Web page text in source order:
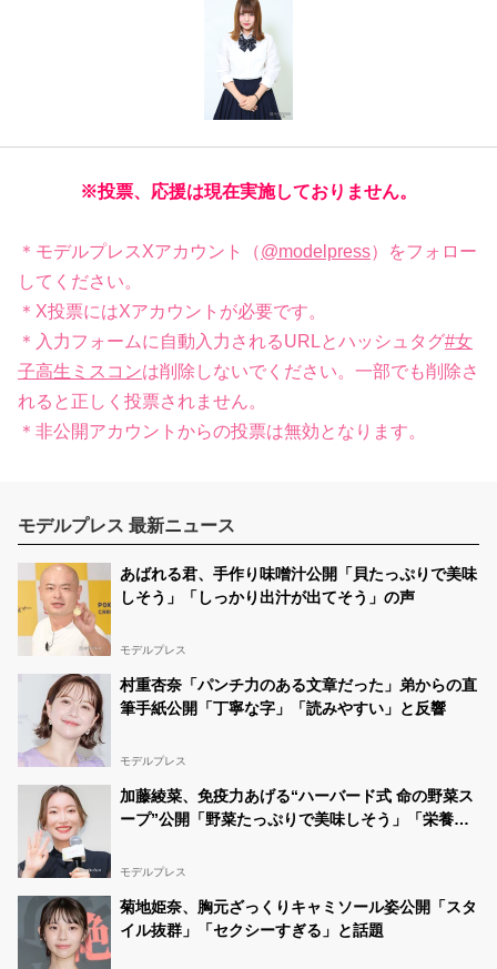
※投票、応援は現在実施しておりません。
＊モデルプレスXアカウント（@modelpress）をフォロー
してください。
＊X投票にはXアカウントが必要です。
＊入力フォームに自動入力されるURLとハッシュタグ#女
子高生ミスコンは削除しないでください。一部でも削除さ
れると正しく投票されません。
＊非公開アカウントからの投票は無効となります。
モデルプレス 最新ニュース
あばれる君、手作り味噌汁公開「貝たっぷりで美味
しそう」「しっかり出汁が出てそう」の声
モデルプレス
村重杏奈「パンチ力のある文章だった」弟からの直
筆手紙公開「丁寧な字」「読みやすい」と反響
モデルプレス
加藤綾菜、免疫力あげる“ハーバード式 命の野菜ス
ープ”公開「野菜たっぷりで美味しそう」「栄養満
モデルプレス
菊地姫奈、胸元ざっくりキャミソール姿公開「スタ
イル抜群」「セクシーすぎる」と話題